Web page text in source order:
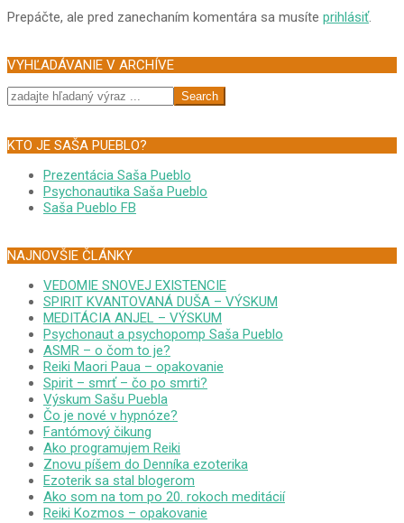
Prepáčte, ale pred zanechaním komentára sa musíte prihlásiť.
VYHĽADÁVANIE V ARCHÍVE
Search
KTO JE SAŠA PUEBLO?
Prezentácia Saša Pueblo
Psychonautika Saša Pueblo
Saša Pueblo FB
NAJNOVŠIE ČLÁNKY
VEDOMIE SNOVEJ EXISTENCIE
SPIRIT KVANTOVANÁ DUŠA – VÝSKUM
MEDITÁCIA ANJEL – VÝSKUM
Psychonaut a psychopomp Saša Pueblo
ASMR – o čom to je?
Reiki Maori Paua – opakovanie
Spirit – smrť – čo po smrti?
Výskum Sašu Puebla
Čo je nové v hypnóze?
Fantómový čikung
Ako programujem Reiki
Znovu píšem do Denníka ezoterika
Ezoterik sa stal blogerom
Ako som na tom po 20. rokoch meditácií
Reiki Kozmos – opakovanie